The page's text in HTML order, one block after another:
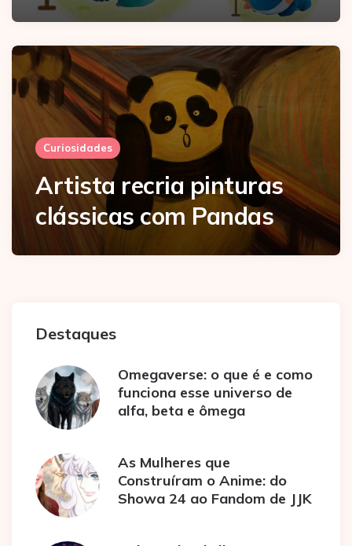
Curiosidades
Artista recria pinturas
clássicas com Pandas
Destaques
Omegaverse: o que é e como
funciona esse universo de
alfa, beta e ômega
As Mulheres que
Construíram o Anime: do
Showa 24 ao Fandom de JJK